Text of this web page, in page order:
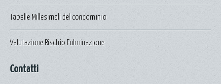
Tabelle Millesimali del condominio
Valutazione Rischio Fulminazione
Contatti